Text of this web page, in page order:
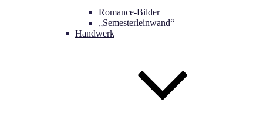
Romance-Bilder
„Semesterleinwand“
Handwerk